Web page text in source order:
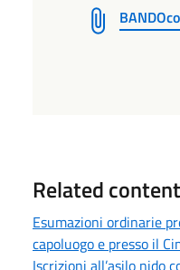
Related content
Esumazioni ordinarie
capoluogo e presso il
Iscrizioni all’asilo nido